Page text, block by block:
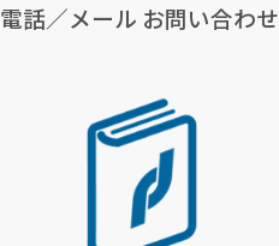
電話／メール お問い合わせ